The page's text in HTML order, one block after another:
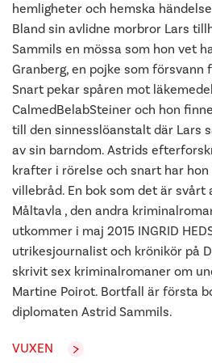
hemligheter och hemska
Bland sin avlidne morbror Lars
Sammils en mössa som hon vet
Granberg, en pojke som
Snart pekar spåren mot
CalmedBelabSteiner och hon
till den sinnesslöanstalt där Lars
av sin barndom. Astrids
krafter i rörelse och snart har
villebråd. En bok som det är svårt
Måltavla , den andra
utkommer i maj 2015 INGRID
utrikesjournalist och krönikör på
skrivit sex kriminalromaner om
Martine Poirot. Bortfall är första
diplomaten Astrid Sammils.
VUXEN